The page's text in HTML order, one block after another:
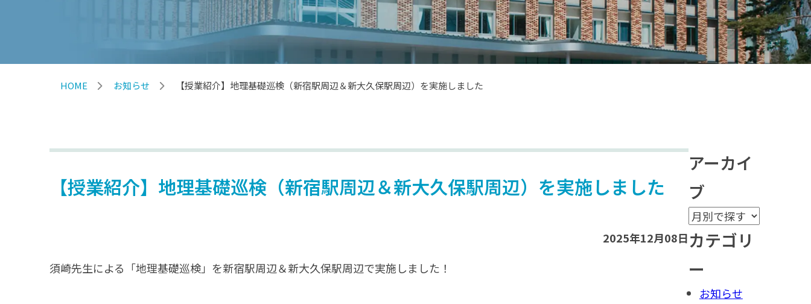
HOME お知らせ 【授業紹介】地理基礎巡検（新宿駅周辺＆新大久保駅周辺）を実施しました
【授業紹介】地理基礎巡検（新宿駅周辺＆新大久保駅周辺）を実施しました
2025年12月08日
須崎先生による「地理基礎巡検」を新宿駅周辺＆新大久保駅周辺で実施しました！
アーカイ
ブ
カテゴリ
ー
お知らせ